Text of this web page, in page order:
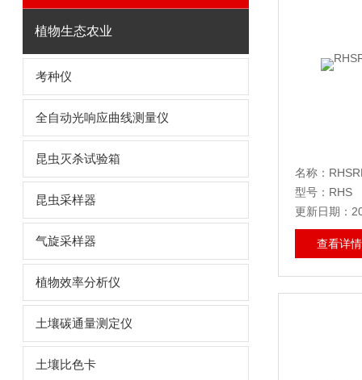
植物生态农业
考种仪
全自动光响应曲线测量仪
昆虫灭杀试验箱
昆虫采样器
气旋采样器
植物效率分析仪
土壤碳通量测定仪
土壤比色卡
名称：
型号：RHS
更新日期：
查看详情